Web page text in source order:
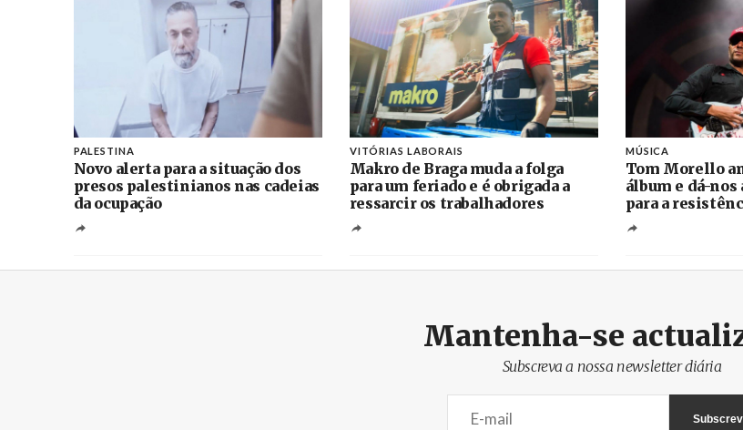
PALESTINA
Novo alerta para a situação dos
presos palestinianos nas cadeias
da ocupação
VITÓRIAS LABORAIS
Makro de Braga muda a folga
para um feriado e é obrigada a
ressarcir os trabalhadores
MÚSICA
Tom Morello
álbum e dá-nos
para a
Mantenha-se
Subscreva a nossa newsletter diária